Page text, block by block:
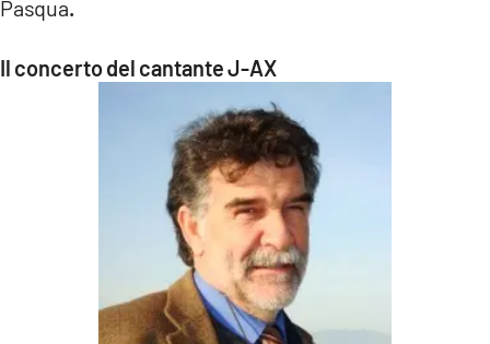
Pasqua.
Il concerto del cantante J-AX